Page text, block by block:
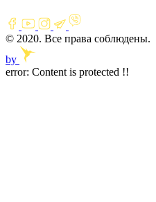
© 2020. Все права соблюдены.
by
error: Content is protected !!